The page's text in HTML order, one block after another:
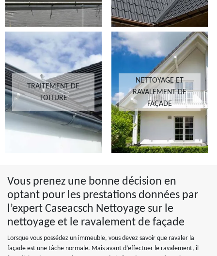
TRAITEMENT DE
TOITURE
NETTOYAGE ET
RAVALEMENT DE
FAÇADE
Vous prenez une bonne décision en
optant pour les prestations données par
l’expert Caseacsch Nettoyage sur le
nettoyage et le ravalement de façade
Lorsque vous possédez un immeuble, vous devez savoir que ravaler la
façade est une tâche normale. Mais avant d’effectuer le ravalement, il